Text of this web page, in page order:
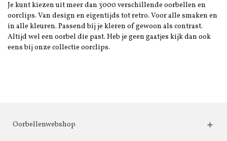
Je kunt kiezen uit meer dan 3000 verschillende oorbellen en
oorclips. Van design en eigentijds tot retro. Voor alle smaken en
in alle kleuren. Passend bij je kleren of gewoon als contrast.
Altijd wel een oorbel die past. Heb je geen gaatjes kijk dan ook
eens bij onze collectie oorclips.
Oorbellenwebshop